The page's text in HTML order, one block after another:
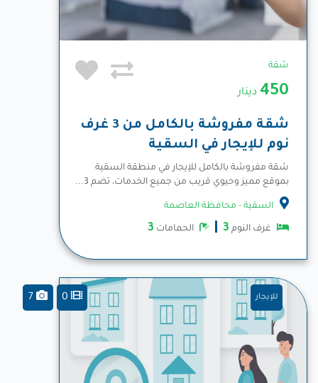
شقة
450 دينار
شقة مفروشة بالكامل من 3 غرف
نوم للإيجار في السقية
شقة مفروشة بالكامل للإيجار في منطقة السقية
بموقع مميز وحيوي قريب من جميع الخدمات، تضم 3...
المزيد
السقية - محافظة العاصمة
غرف النوم 3 الحمامات 3
للإيجار